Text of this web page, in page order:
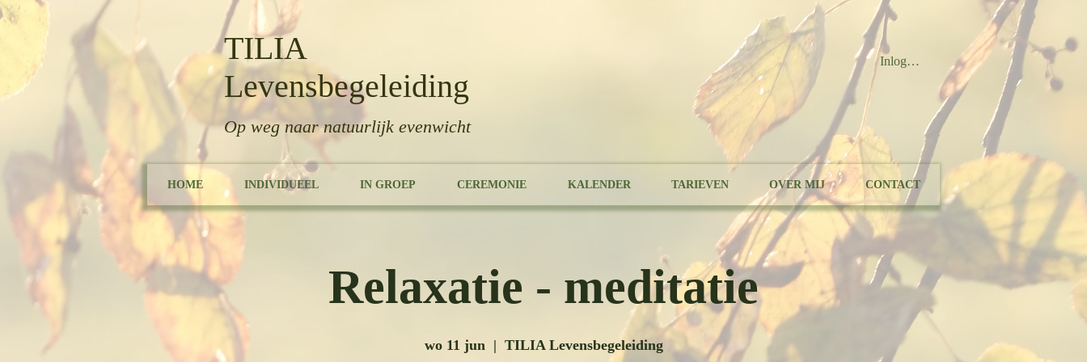
TILIA
Levensbegeleiding
Inloggen
Op weg naar natuurlijk evenwicht
HOME INDIVIDUEEL IN GROEP CEREMONIE KALENDER TARIEVEN OVER MIJ CONTACT
Relaxatie - meditatie
wo 11 jun
  |
TILIA Levensbegeleiding